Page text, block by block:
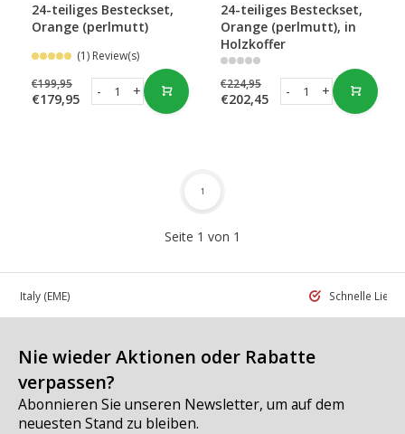
24-teiliges Besteckset,
Orange (perlmutt)
(1) Review(s)
€199,95
€179,95 +
-
24-teiliges Besteckset,
Orange (perlmutt), in
Holzkoffer
€224,95
€202,45 +
-
Seite 1 von 1
1
in Italy (EME) Schnelle
Nie wieder Aktionen oder Rabatte
verpassen?
Abonnieren Sie unseren Newsletter, um auf dem
neuesten Stand zu bleiben.